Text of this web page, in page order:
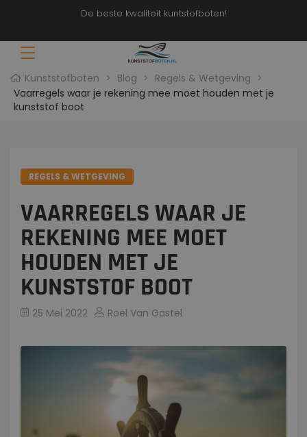
De beste kwaliteit kuntstofboten!
Kunststofboten > Blog > Regels & Wetgeving >
Vaarregels waar je rekening mee moet houden met je
kunststof boot
REGELS & WETGEVING
VAARREGELS WAAR JE
REKENING MEE MOET
HOUDEN MET JE
KUNSTSTOF BOOT
25 Mei 2022 Roel Van Gastel